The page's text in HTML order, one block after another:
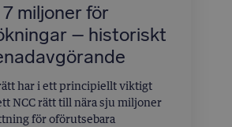
miljoner för
– historiskt
har i ett principiellt viktigt
NCC rätt till nära sju miljoner
för oförutsebara